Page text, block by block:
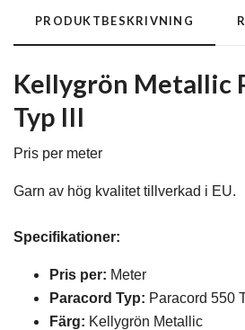
PRODUKTBESKRIVNING
Kellygrön Metallic
Typ III
Pris per meter
Garn av hög kvalitet tillverkad i EU.
Specifikationer:
Pris per: Meter
Paracord Typ: Paracord 550
Färg: Kellygrön Metallic